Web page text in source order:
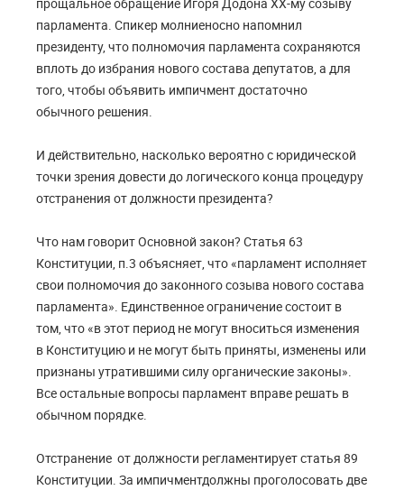
парламента. Спикер молниеносно напомнил
президенту, что полномочия парламента сохраняются
вплоть до избрания нового состава депутатов, а для
того, чтобы объявить импичмент достаточно
обычного решения.
И действительно, насколько вероятно с юридической
точки зрения довести до логического конца процедуру
отстранения от должности президента?
Что нам говорит Основной закон? Статья 63
Конституции, п.3 объясняет, что «парламент исполняет
свои полномочия до законного созыва нового состава
парламента». Единственное ограничениесостоит в
том, что «в этот период не могут вноситься изменения
в Конституцию и не могут быть приняты, изменены или
признаны утратившими силу органические законы».
Все остальные вопросы парламент вправе решать в
обычном порядке.
Отстранение от должности регламентирует статья 89
Конституции. За импичментдолжны проголосовать две